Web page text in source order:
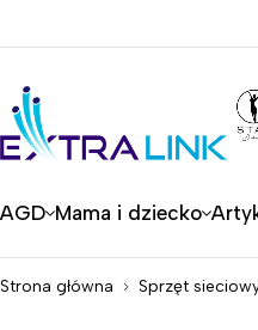
AGD Mama i dziecko
Strona główna Sprzęt